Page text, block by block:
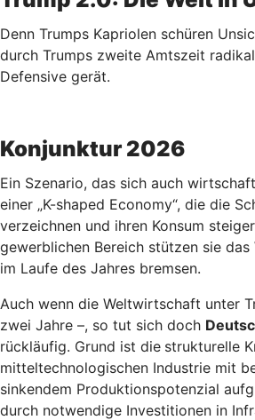
Denn Trumps Kapriolen schüren
durch Trumps zweite Amtszeit
Defensive gerät.
Konjunktur 2026
Ein Szenario, das sich auch
einer „K-shaped Economy“, die die
verzeichnen und ihren Konsum
gewerblichen Bereich stützen sie
im Laufe des Jahres bremsen.
Auch wenn die Weltwirtschaft unter
zwei Jahre –, so tut sich doch
rückläufig. Grund ist die strukturelle
mitteltechnologischen Industrie mit
sinkendem Produktionspotenzial
durch notwendige Investitionen in